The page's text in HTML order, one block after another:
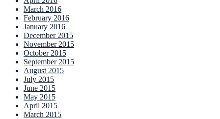
March 2016
February 2016
January 2016
December 2015
November 2015
October 2015
September 2015
August 2015
July 2015
June 2015
May 2015
April 2015
March 2015